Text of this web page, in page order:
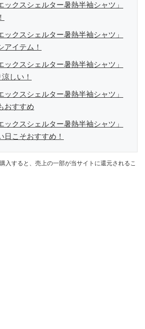
ックスシェルター暑熱半袖シャツ」
ックスシェルター暑熱半袖シャツ」
アイテム！
ックスシェルター暑熱半袖シャツ」
しい！
ックスシェルター暑熱半袖シャツ」
おすすめ
ックスシェルター暑熱半袖シャツ」
日こそおすすめ！
入すると、売上の一部が当サイトに還元されるこ